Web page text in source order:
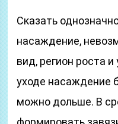
Сказать
насаждение,
вид, регион роста
уходе насаждение
можно дольше. В